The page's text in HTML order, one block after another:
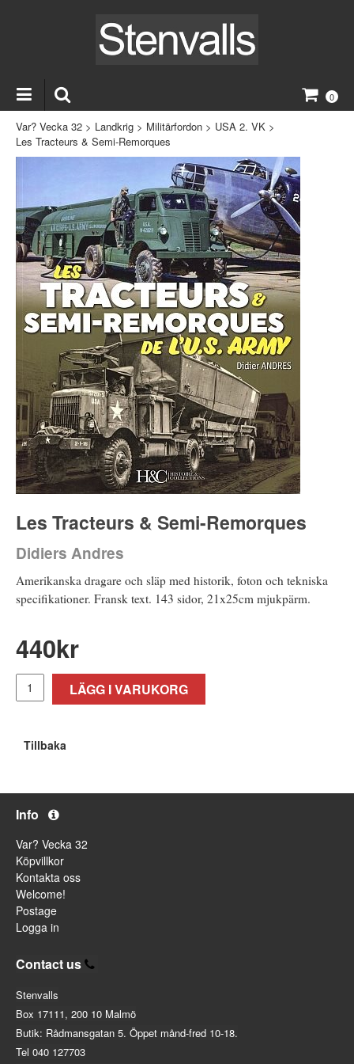
0
Var? Vecka 32 > Landkrig > Militärfordon > USA 2. VK >
Les Tracteurs & Semi-Remorques
Les Tracteurs & Semi-Remorques
Didiers Andres
Amerikanska dragare och släp med historik, foton och tekniska
specifikationer. Fransk text. 143 sidor, 21x25cm mjukpärm.
440kr
LÄGG I VARUKORG
Tillbaka
Info
Var? Vecka 32
Köpvillkor
Kontakta oss
Welcome!
Postage
Logga in
Contact us
Stenvalls
Box 17111, 200 10 Malmö
Butik: Rådmansgatan 5. Öppet månd-fred 10-18.
Tel 040 127703